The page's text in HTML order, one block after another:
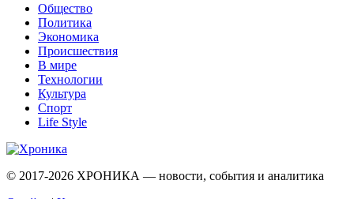
Общество
Политика
Экономика
Происшествия
В мире
Технологии
Культура
Спорт
Life Style
© 2017-2026 ХРОНИКА — новости, события и аналитика